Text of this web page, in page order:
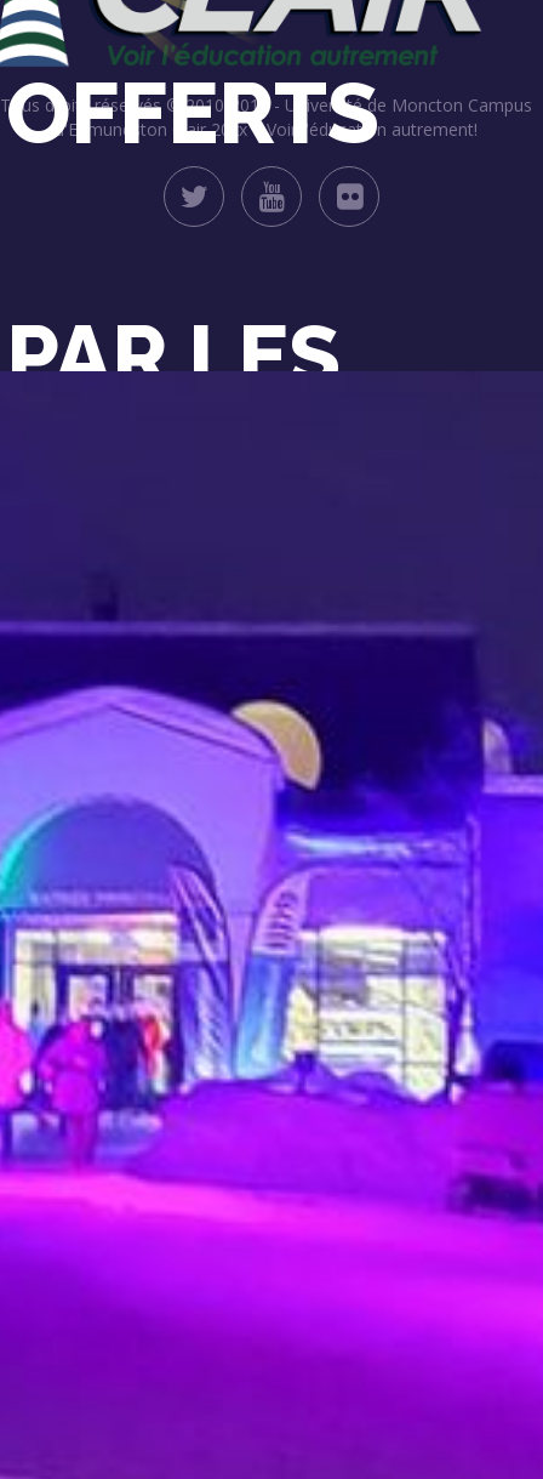
OFFERTS
PAR LES
VOIES
OFFICIELLES
PENDANT
L’ANNÉE
Tous droits réservés © 2010-2019 - Université de Moncton Campus
d'Edmundston
Clair 20xx – Voir l'éducation autrement!